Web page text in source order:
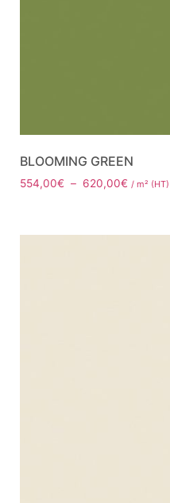
BLOOMING GREEN
554,00€ – 620,00€ / m² (HT)